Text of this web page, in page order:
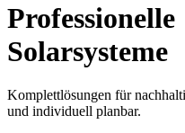
Professionelle
Solarsysteme
Komplettlösungen für
und individuell planbar.